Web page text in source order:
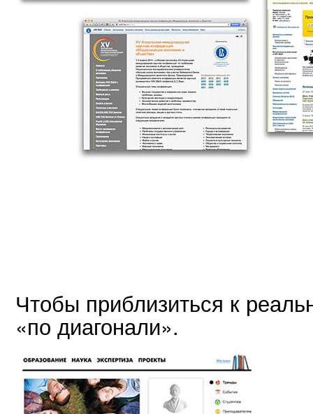
Чтобы приблизиться к
«по диагонали».